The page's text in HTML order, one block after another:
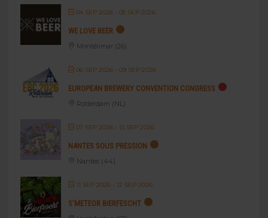
04 SEP 2026- 05 SEP 2026
WE LOVE BEER
Montélimar (26)
06 SEP 2026- 09 SEP 2026
EUROPEAN BREWERY CONVENTION CONGRESS
Rotterdam (NL)
07 SEP 2026- 13 SEP 2026
NANTES SOUS PRESSION
Nantes (44)
11 SEP 2026- 12 SEP 2026
S’METEOR BIERFESCHT